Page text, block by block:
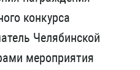
конкурса
Челябинской
мероприятия